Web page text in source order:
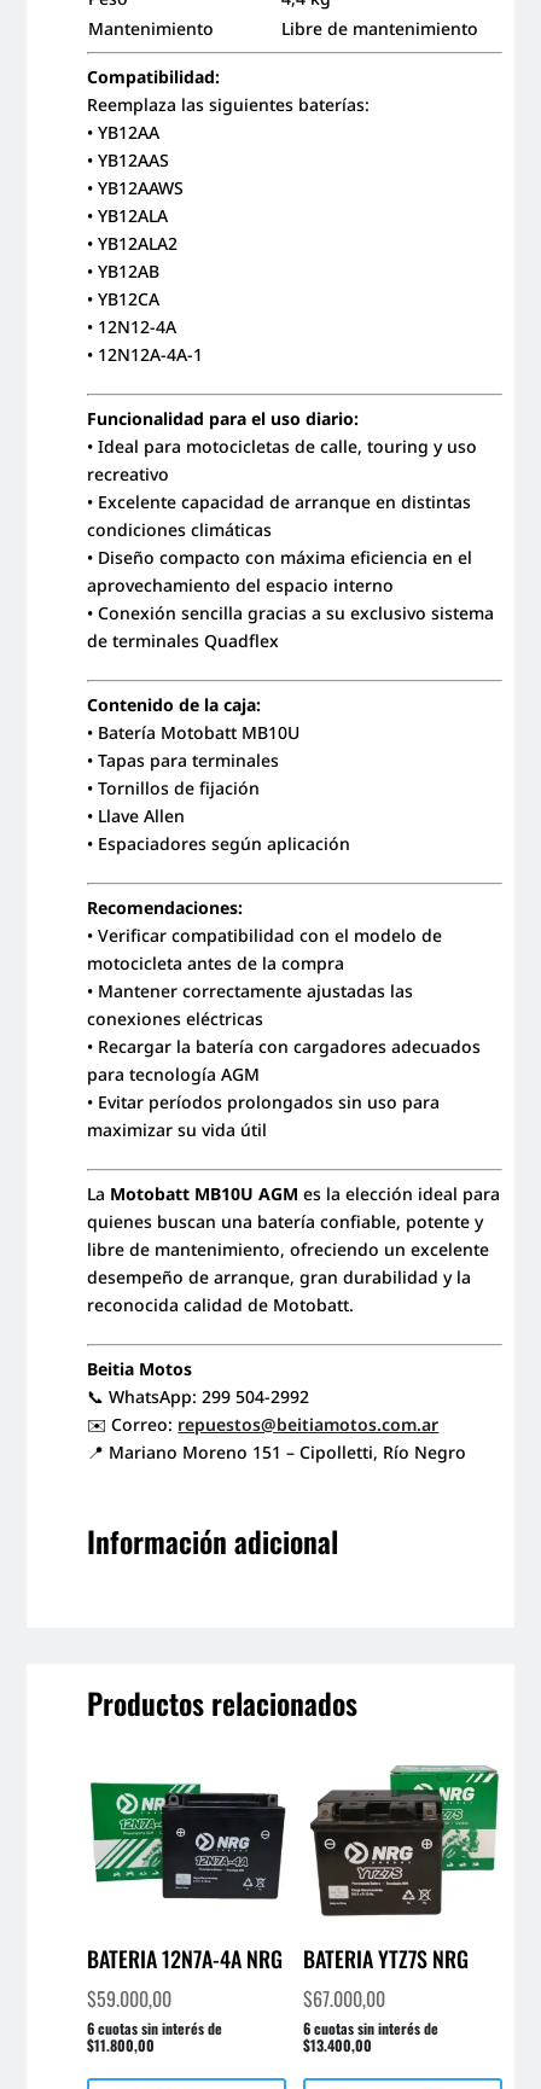
Mantenimiento
Libre de mantenimiento
Compatibilidad:
Reemplaza las siguientes baterías:
• YB12AA
• YB12AAS
• YB12AAWS
• YB12ALA
• YB12ALA2
• YB12AB
• YB12CA
• 12N12-4A
• 12N12A-4A-1
Funcionalidad para el uso diario:
• Ideal para motocicletas de calle, touring y uso
recreativo
• Excelente capacidad de arranque en distintas
condiciones climáticas
• Diseño compacto con máxima eficiencia en el
aprovechamiento del espacio interno
• Conexión sencilla gracias a su exclusivo sistema
de terminales Quadflex
Contenido de la caja:
• Batería Motobatt MB10U
• Tapas para terminales
• Tornillos de fijación
• Llave Allen
• Espaciadores según aplicación
Recomendaciones:
• Verificar compatibilidad con el modelo de
motocicleta antes de la compra
• Mantener correctamente ajustadas las
conexiones eléctricas
• Recargar la batería con cargadores adecuados
para tecnología AGM
• Evitar períodos prolongados sin uso para
maximizar su vida útil
La Motobatt MB10U AGM es la elección ideal para
quienes buscan una batería confiable, potente y
libre de mantenimiento, ofreciendo un excelente
desempeño de arranque, gran durabilidad y la
reconocida calidad de Motobatt.
Beitia Motos
📞 WhatsApp: 299 504-2992
✉️ Correo: repuestos@beitiamotos.com.ar
📍 Mariano Moreno 151 – Cipolletti, Río Negro
Información adicional
Productos relacionados
BATERIA 12N7A-4A NRG
$59.000,00
6 cuotas sin interés de
$11.800,00
BATERIA YTZ7S NRG
$67.000,00
6 cuotas sin interés de
$13.400,00